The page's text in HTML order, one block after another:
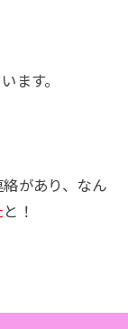
ます。
があり、なん
と！